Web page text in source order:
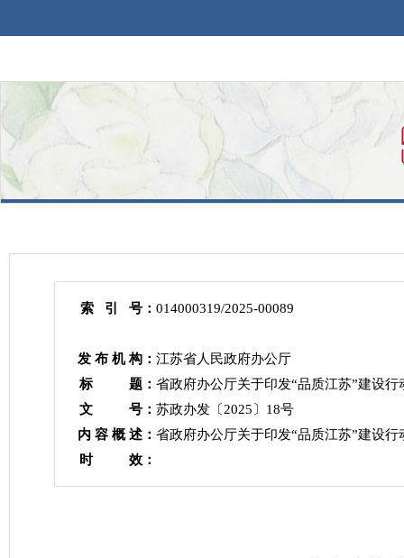
索 引 号： 014000319/2025-00089
发 布 机 构： 江苏省人民政府办公厅
标 题： 省政府办公厅关于印发“品质江苏”建设行
文 号： 苏政办发〔2025〕18号
内 容 概 述： 省政府办公厅关于印发“品质江苏”建设行
时 效：